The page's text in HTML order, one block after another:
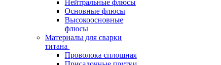
Нейтральные флюсы
Основные флюсы
Высокоосновные
флюсы
Материалы для сварки
титана
Проволока сплошная